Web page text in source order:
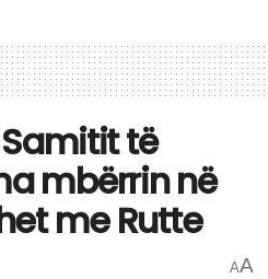
të
mbërrin në
me Rutte
AA